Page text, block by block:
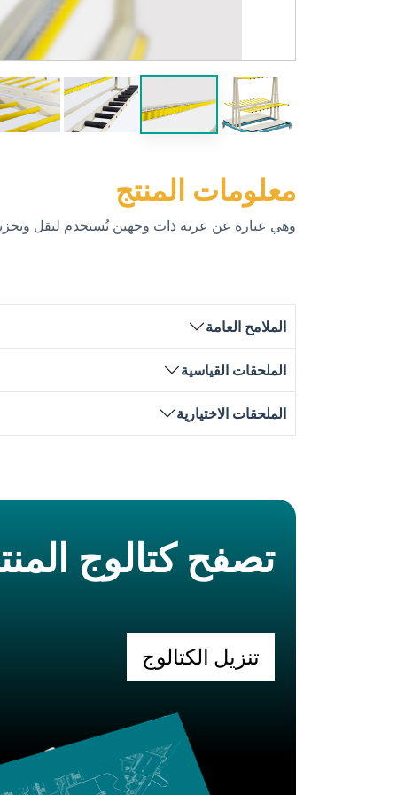
معلومات المنتج
وهي عبارة عن عربة ذات وجهين تُستخدم لنقل
الملامح العامة
الملحقات القياسية
الملحقات الاختيارية
تصفح كتالوج
تنزيل الكتالوج